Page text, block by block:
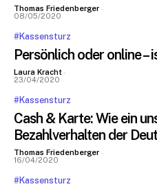
Bleiben Sie
Einmal pro Woche informieren wir
Artikel auf BANKINGCLUB.de und
Anmeldung reicht Ihre Mailadresse
diesem Verteiler jederzeit abmelden.
Thomas Friedenberger -
08/05/2020
#Kassensturz
Persönlich oder online –
Laura Kracht -
23/04/2020
#Kassensturz
Cash & Karte: Wie ein
Bezahlverhalten der
Thomas Friedenberger -
16/04/2020
#Kassensturz